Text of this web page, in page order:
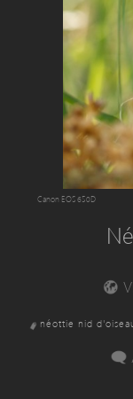
Canon EOS 650D
néottie nid